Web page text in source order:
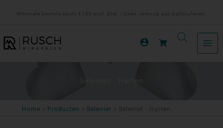
inhoud
Minimale bestelwaarde €150 excl. btw. | Geen verkoop aan particulieren.
Seleniet - Harten
Home Producten Seleniet Seleniet - Harten